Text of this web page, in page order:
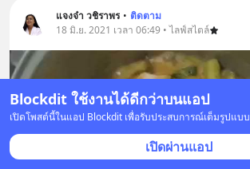
Blockdit ใช้งานได้ดีกว่าบนแอป
เปิดโพสต์นี้ในแอป Blockdit เพื่อรับประสบการณ์เต็มรูปแบบ
เปิดผ่านแอป
แจงจ๋า วชิราพร • ติดตาม
18 มิ.ย. 2021 เวลา 06:49 • ไลฟ์สไตล์